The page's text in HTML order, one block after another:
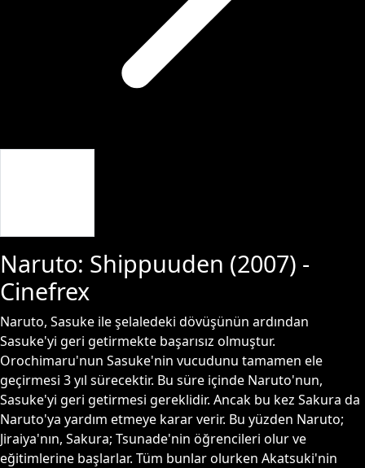
Naruto: Shippuuden (2007) -
Cinefrex
Naruto, Sasuke ile şelaledeki dövüşünün ardından
Sasuke'yi geri getirmekte başarısız olmuştur.
Orochimaru'nun Sasuke'nin vucudunu tamamen ele
geçirmesi 3 yıl sürecektir. Bu süre içinde Naruto'nun,
Sasuke'yi geri getirmesi gereklidir. Ancak bu kez Sakura da
Naruto'ya yardım etmeye karar verir. Bu yüzden Naruto;
Jiraiya'nın, Sakura; Tsunade'nin öğrencileri olur ve
eğitimlerine başlarlar. Tüm bunlar olurken Akatsuki'nin